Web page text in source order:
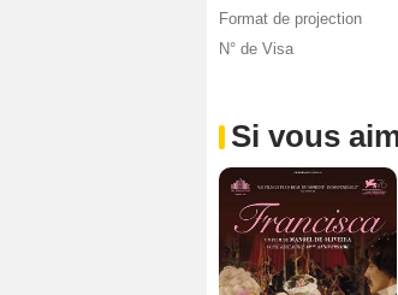
Format de projection
N° de Visa
Si vous